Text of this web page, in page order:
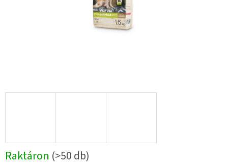
Raktáron (>50 db)